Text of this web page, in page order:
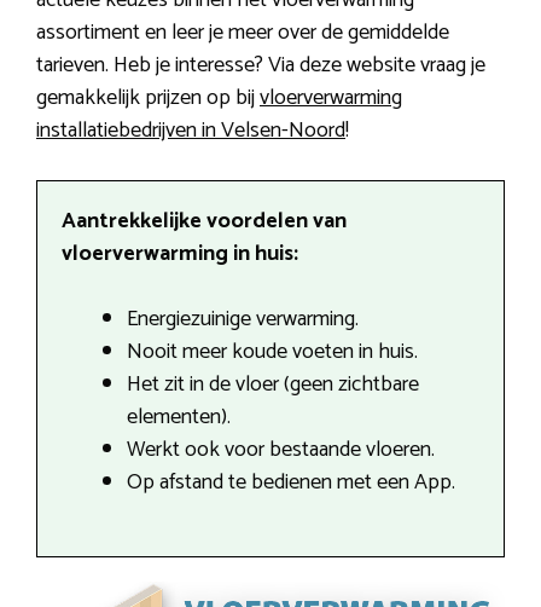
assortiment en leer je meer over de gemiddelde
tarieven. Heb je interesse? Via deze website vraag je
gemakkelijk prijzen op bijvloerverwarming
installatiebedrijven in Velsen-Noord!
Aantrekkelijke voordelen van
vloerverwarming in huis:
Energiezuinige verwarming.
Nooit meer koude voeten in huis.
Het zit in de vloer (geen zichtbare
elementen).
Werkt ook voor bestaande vloeren.
Op afstand te bedienen met een App.